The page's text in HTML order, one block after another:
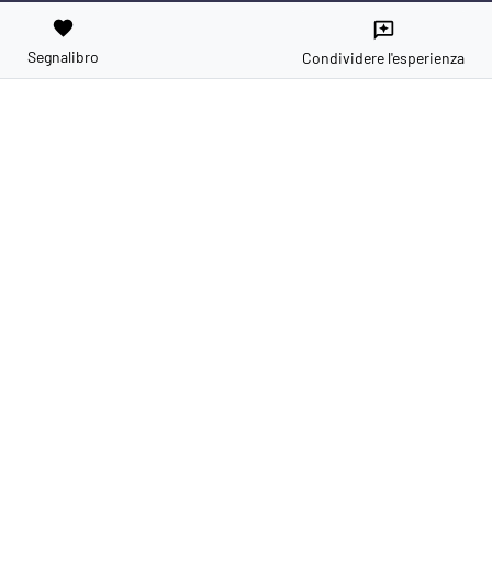
favorite
Segnalibro
reviews
Condividere l'esperienza